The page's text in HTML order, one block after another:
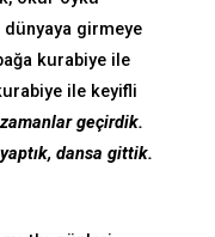
girmeye
kurabiye ile
ile keyifli
geçirdik.
dansa gittik.